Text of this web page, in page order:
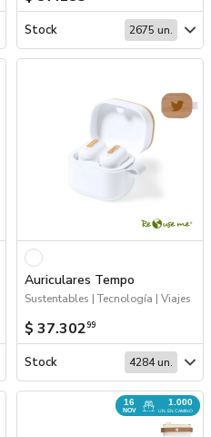
Stock 2675 un.
Auriculares Tempo
Sustentables | Tecnología | Viajes
$ 37.30299
Stock 4284 un.
16
NOV
1.000
UN. EN CAMINO